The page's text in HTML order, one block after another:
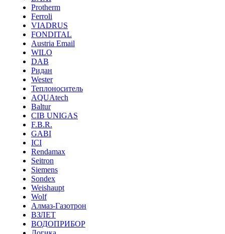
Protherm
Ferroli
VIADRUS
FONDITAL
Austria Email
WILO
DAB
Ридан
Wester
Теплоноситель
AQUAtech
Baltur
CIB UNIGAS
F.B.R.
GABI
ICI
Rendamax
Seitron
Siemens
Sondex
Weishaupt
Wolf
Алмаз-Газотрон
ВЗЛЕТ
ВОДОПРИБОР